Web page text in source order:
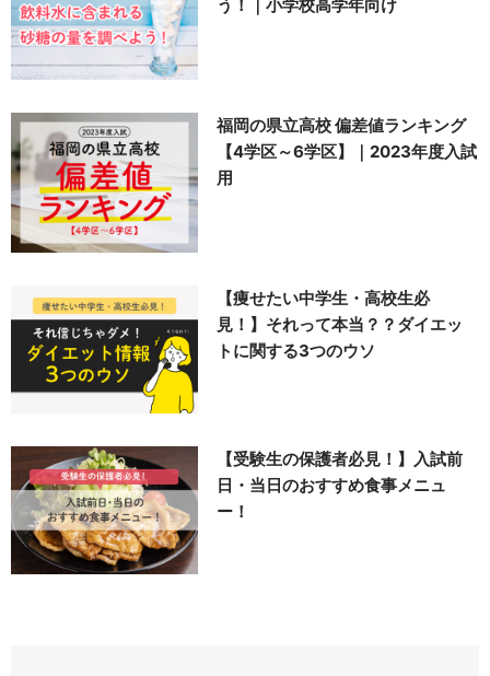
う！｜小学校高学年向け
福岡の県立高校 偏差値ランキング
【4学区～6学区】｜2023年度入試
用
【痩せたい中学生・高校生必
見！】それって本当？？ダイエッ
トに関する3つのウソ
【受験生の保護者必見！】入試前
日・当日のおすすめ食事メニュ
ー！